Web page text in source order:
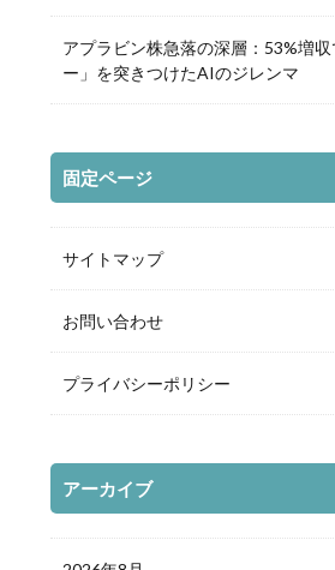
アプラビン株急落の深層：53%増
ー」を突きつけたAIのジレンマ
固定ページ
サイトマップ
お問い合わせ
プライバシーポリシー
アーカイブ